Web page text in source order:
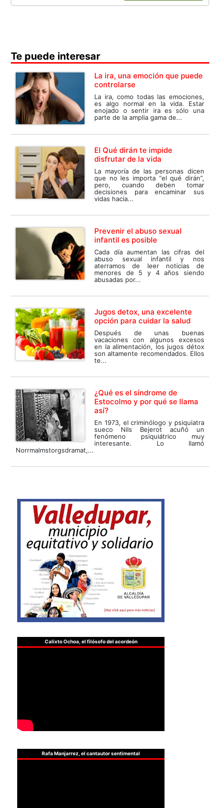
Te puede interesar
La ira, una emoción que puede
controlarse
La ira, como todas las emociones,
es algo normal en la vida. Estar
enojado o sentir ira es sólo una
parte de la amplia gama de...
El Qué dirán te impide
disfrutar de la vida
La mayoría de las personas dicen
que no les importa “el qué dirán”,
pero, cuando deben tomar
decisiones para encaminar sus
vidas hacia...
Prevenir el abuso sexual
infantil es posible
Cada día aumentan las cifras del
abuso sexual infantil y nos
aterramos de leer noticias de
menores de 5 y 4 años siendo
abusadas por...
Jugos detox, una excelente
opción para cuidar la salud
Después de unas buenas
vacaciones con algunos excesos
en la alimentación, los jugos détox
son altamente recomendados. Ellos
te...
¿Qué es el síndrome de
Estocolmo y por qué se llama
así?
En 1973, el criminólogo y psiquiatra
sueco Nils Bejerot acuñó un
fenómeno psiquiátrico muy
interesante. Lo llamó
Norrmalmstorgsdramat,...
Calixto Ochoa, el filósofo del acordeón
Rafa Manjarrez, el cantautor sentimental